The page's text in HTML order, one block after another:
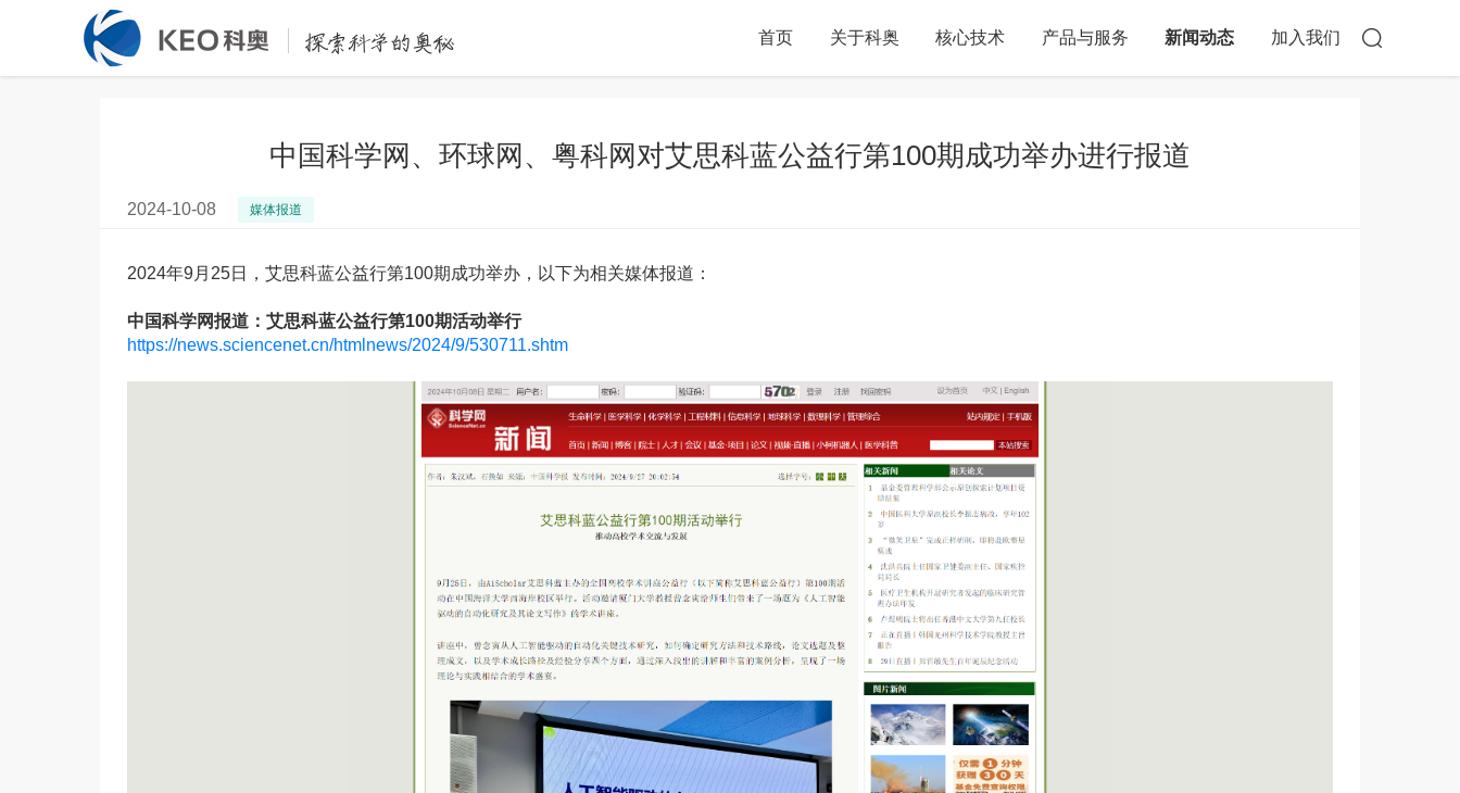
首页 关于科奥 核心技术 产品与服务 新闻动态 加入我们
中国科学网、环球网、粤科网对艾思科蓝公益行第100期成功举办进行报道
2024-10-08 媒体报道
2024年9月25日，艾思科蓝公益行第100期成功举办，以下为相关媒体报道：
中国科学网报道：艾思科蓝公益行第100期活动举行
https://news.sciencenet.cn/htmlnews/2024/9/530711.shtm